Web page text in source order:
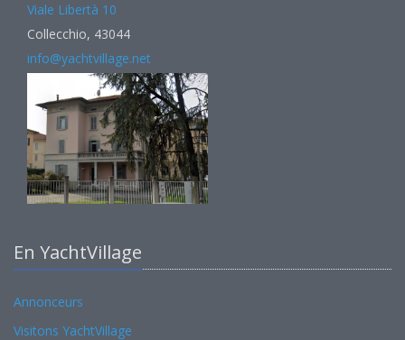
Viale Libertà 10
Collecchio, 43044
info@yachtvillage.net
En YachtVillage
Annonceurs
Visitons YachtVillage